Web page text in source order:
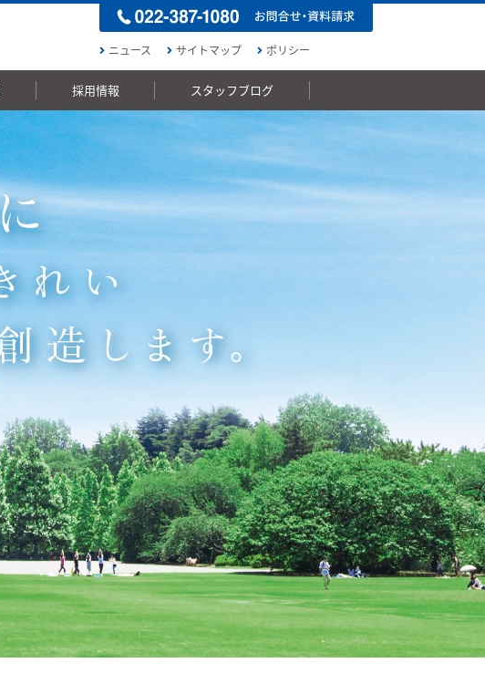
ニュース サイトマップ ポリシー
採用情報 スタッフブログ